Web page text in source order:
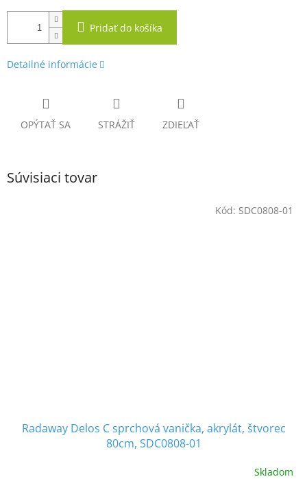
Pridať do košíka
Detailné informácie
OPÝTAŤ SA STRÁŽIŤ ZDIEĽAŤ
Súvisiaci tovar
Radaway Delos C sprchová vanička, akrylát, štvorec
80cm, SDC0808-01
Skladom
Kód: SDC0808-01